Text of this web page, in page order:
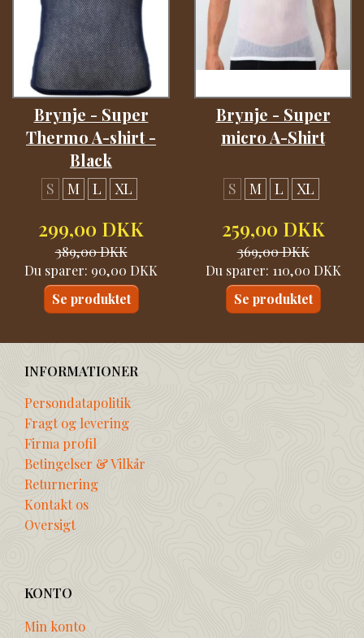
Brynje - Super
Thermo A-shirt -
Black
S M L XL
299,00 DKK
389,00 DKK
Du sparer: 90,00 DKK
Se produktet
Brynje - Super
micro A-Shirt
S M L XL
259,00 DKK
369,00 DKK
Du sparer: 110,00 DKK
Se produktet
INFORMATIONER
Persondatapolitik
Fragt og levering
Firma profil
Betingelser & Vilkår
Returnering
Kontakt os
Oversigt
KONTO
Min konto